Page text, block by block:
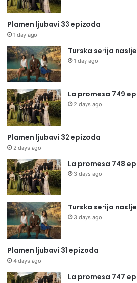
Plamen ljubavi 33 epizoda
1 day ago
Turska serija
1 day ago
La promesa 749
2 days ago
Plamen ljubavi 32 epizoda
2 days ago
La promesa 748
3 days ago
Turska serija
3 days ago
Plamen ljubavi 31 epizoda
4 days ago
La promesa 747